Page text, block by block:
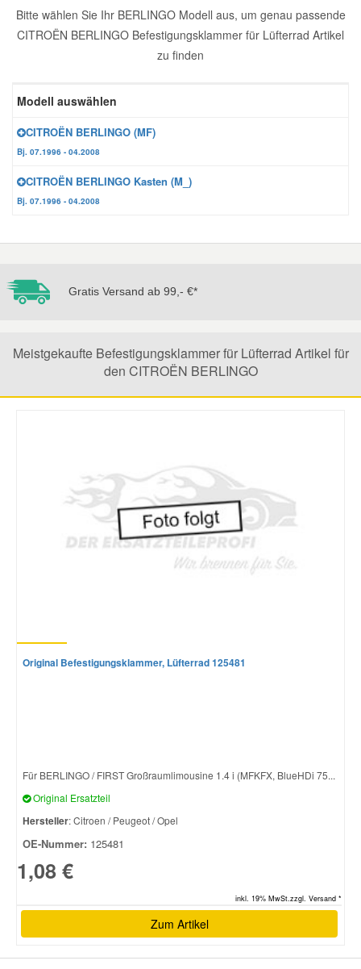
Bitte wählen Sie Ihr BERLINGO Modell aus, um genau passende
CITROËN BERLINGO Befestigungsklammer für Lüfterrad Artikel
zu finden
Modell auswählen
CITROËN BERLINGO (MF)
Bj. 07.1996 - 04.2008
CITROËN BERLINGO Kasten (M_)
Bj. 07.1996 - 04.2008
Gratis Versand ab 99,- €*
Meistgekaufte Befestigungsklammer für Lüfterrad Artikel für
den CITROËN BERLINGO
Original Befestigungsklammer, Lüfterrad 125481
Für BERLINGO / FIRST Großraumlimousine 1.4 i (MFKFX, BlueHDi 75...
Original Ersatzteil
Hersteller: Citroen / Peugeot / Opel
OE-Nummer: 125481
1,08 €
inkl. 19% MwSt.zzgl. Versand *
Zum Artikel
Scheibenreinigung
Reparatur-Zubehör
Schlüsselgehäuse
Daewoo Ersatzteile
Kia Ersatzteile
Lancia Ersatzteile
Mazda Ersatzteile
Mini Ersatzteile
Mitsubishi Ersatzteile
Seat Ersatzteile